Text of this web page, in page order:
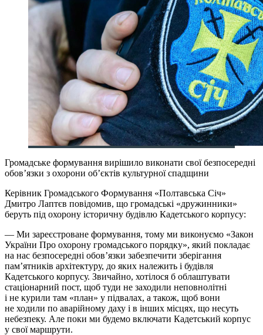
Громадське формування вирішило виконати свої безпосередні
обов’язки з охорони об’єктів культурної спадщини
Керівник Громадського Формування «Полтавська Січ»
Дмитро Лаптєв повідомив, що громадські «дружинники»
беруть під охорону історичну будівлю Кадетського корпусу:
— Ми зареєстроване формування, тому ми виконуємо «Закон
України Про охорону громадського порядку», який покладає
на нас безпосередні обов’язки забезпечити зберігання
пам’ятників архітектуру, до яких належить і будівля
Кадетського корпусу. Звичайно, хотілося б облаштувати
стаціонарний пост, щоб туди не заходили неповнолітні
і не курили там «план» у підвалах, а також, щоб вони
не ходили по аварійному даху і в інших місцях, що несуть
небезпеку. Але поки ми будемо включати Кадетський корпус
у свої маршрути.